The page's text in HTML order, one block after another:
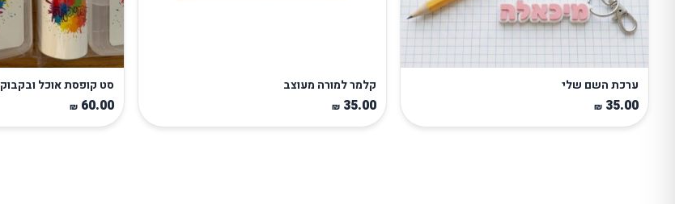
ערכת השם שלי
35.00
₪
קלמר למורה מעוצב
35.00
₪
סט קופסת אוכל ובקבוק
60.00
₪